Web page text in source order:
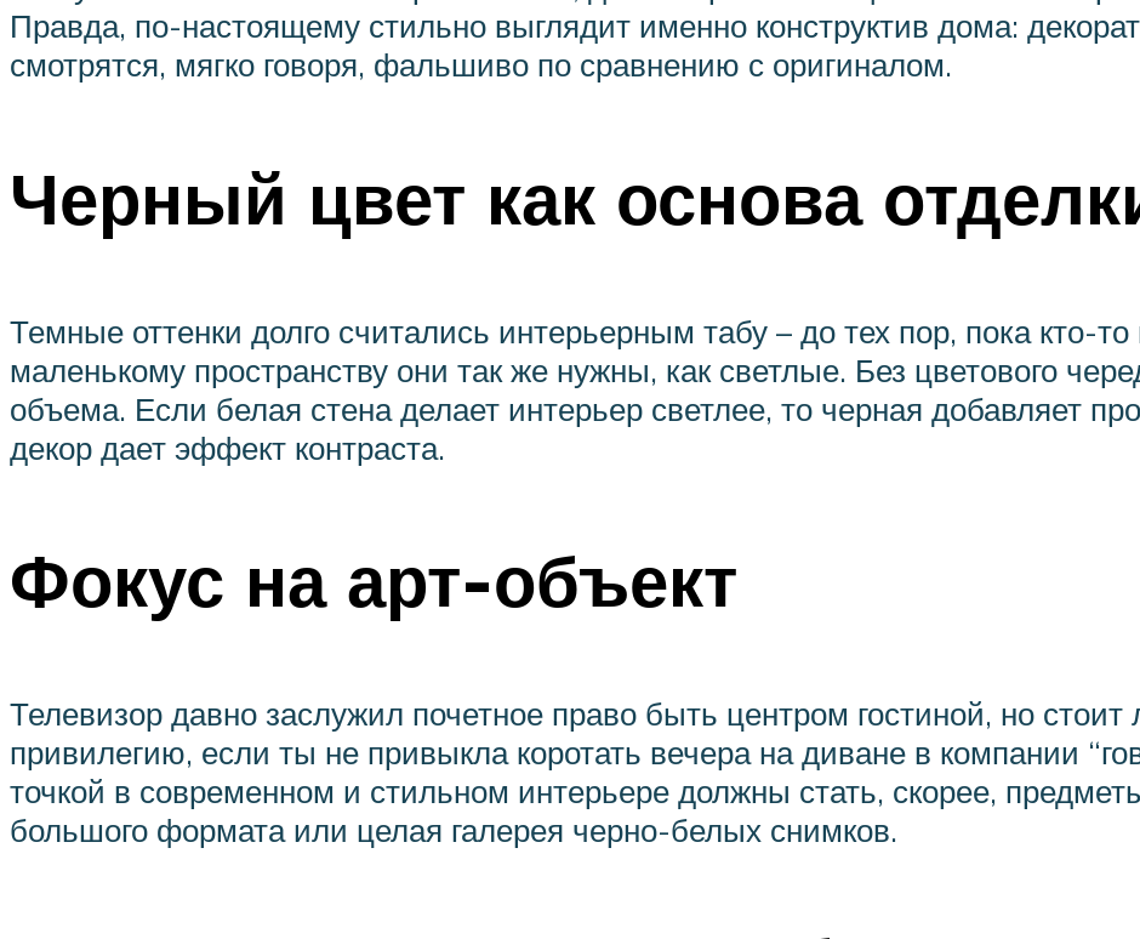
Правда, по-настоящему стильно выглядит именно конструктив дома:
смотрятся, мягко говоря, фальшиво по сравнению с оригиналом.
Черный цвет как основа
Темные оттенки долго считались интерьерным табу – до тех пор, пока кто-
маленькому пространству они так же нужны, как светлые. Без цветового
объема. Если белая стена делает интерьер светлее, то черная добавляет
декор дает эффект контраста.
Фокус на арт-объект
Телевизор давно заслужил почетное право быть центром гостиной, но стоит
привилегию, если ты не привыкла коротать вечера на диване в компании
точкой в современном и стильном интерьере должны стать, скорее,
большого формата или целая галерея черно-белых снимков.